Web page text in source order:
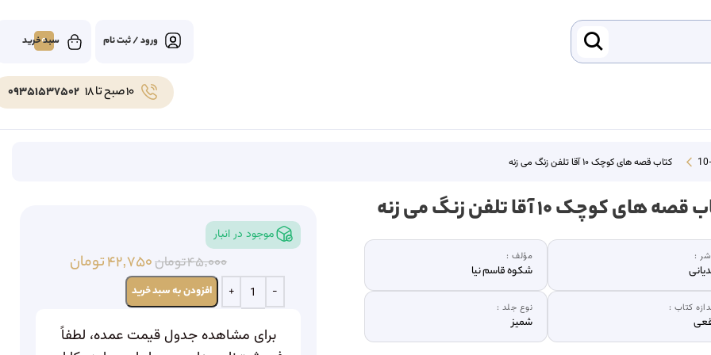
ورود / ثبت نام 0
10 صبح تا 18 09351537502
کتاب قصه های کوچک ۱۰ آقا تلفن زنگ می زنه
های کوچک ۱۰ آقا تلفن زنگ می زنه
: مؤلف :
شکوه قاسم نیا
کتاب : نوع جلد :
شمیز
موجود در انبار
۴۵,۰۰۰تومان۴۲,۷۵۰تومان
افزودن به سبد خرید
برای مشاهده جدول قیمت عمده، لطفاً